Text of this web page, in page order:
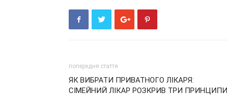
попередня стаття
ЯК ВИБРАТИ ПРИВАТНОГО ЛІКАРЯ:
СІМЕЙНИЙ ЛІКАР РОЗКРИВ ТРИ ПРИНЦИПИ